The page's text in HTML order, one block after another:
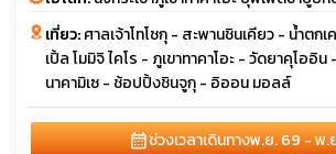
เที่ยว:ศาลเจ้าโทโชกุ - สะพานชินเคียว - น้ำตก
เปิ้ล โมมิจิ ไคโร - ภูเขาทาคาโอะ - วัดยาคุโออิ
นาคามิเซ - ช้อปปิ้งชินจูกุ - อิออน มอลล์
calendar_monthช่วงเวลาเดินทางพ.ย. 69 - พ.